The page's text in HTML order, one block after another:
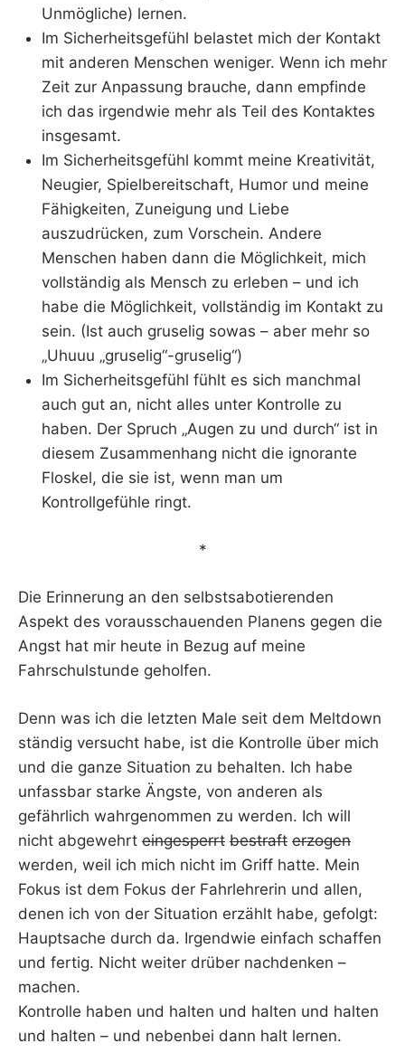
Unmögliche) lernen.
Im Sicherheitsgefühl belastet mich der Kontakt
mit anderen Menschen weniger. Wenn ich mehr
Zeit zur Anpassung brauche, dann empfinde
ich das irgendwie mehr als Teil des Kontaktes
insgesamt.
Im Sicherheitsgefühl kommt meine Kreativität,
Neugier, Spielbereitschaft, Humor und meine
Fähigkeiten, Zuneigung und Liebe
auszudrücken, zum Vorschein. Andere
Menschen haben dann die Möglichkeit, mich
vollständig als Mensch zu erleben – und ich
habe die Möglichkeit, vollständig im Kontakt zu
sein. (Ist auch gruselig sowas – aber mehr so
„Uhuuu „gruselig“-gruselig“)
Im Sicherheitsgefühl fühlt es sich manchmal
auch gut an, nicht alles unter Kontrolle zu
haben. Der Spruch „Augen zu und durch“ ist in
diesem Zusammenhang nicht die ignorante
Floskel, die sie ist, wenn man um
Kontrollgefühle ringt.
*
Die Erinnerung an den selbstsabotierenden
Aspekt des vorausschauenden Planens gegen die
Angst hat mir heute in Bezug auf meine
Fahrschulstunde geholfen.
Denn was ich die letzten Male seit dem Meltdown
ständig versucht habe, ist die Kontrolle über mich
und die ganze Situation zu behalten. Ich habe
unfassbar starke Ängste, von anderen als
gefährlich wahrgenommen zu werden. Ich will
nicht abgewehrt eingesperrt bestraft erzogen
werden, weil ich mich nicht im Griff hatte. Mein
Fokus ist dem Fokus der Fahrlehrerin und allen,
denen ich von der Situation erzählt habe, gefolgt:
Hauptsache durch da. Irgendwie einfach schaffen
und fertig. Nicht weiter drüber nachdenken –
machen.
Kontrolle haben und halten und halten und halten
und halten – und nebenbei dann halt lernen.